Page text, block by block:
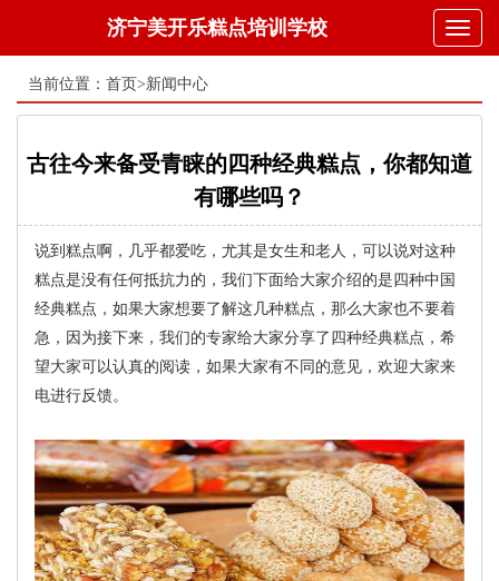
Toggle
济宁美开乐糕点培训学校
当前位置： 首页>新闻中心
古往今来备受青睐的四种经典糕点，你都知道
有哪些吗？
说到糕点啊，几乎都爱吃，尤其是女生和老人，可以说对这种
糕点是没有任何抵抗力的，我们下面给大家介绍的是四种中国
经典糕点，如果大家想要了解这几种糕点，那么大家也不要着
急，因为接下来，我们的专家给大家分享了四种经典糕点，希
望大家可以认真的阅读，如果大家有不同的意见，欢迎大家来
电进行反馈。